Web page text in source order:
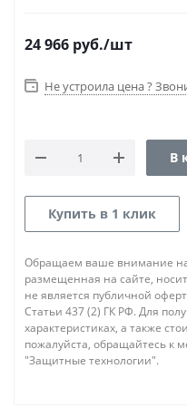
24 966 руб./шт
Не устроила цена ?
В
Купить в 1 клик
Обращаем ваше внимание
размещенная на сайте,
не является публичной
Статьи 437 (2) ГК РФ. Для
характеристиках, а также
пожалуйста, обращайтесь к
"Защитные технологии".